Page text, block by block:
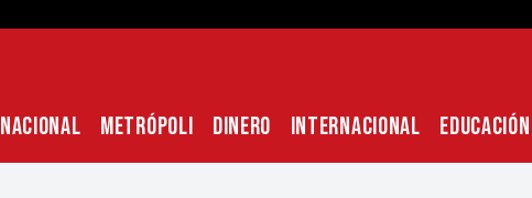
NACIONAL METRÓPOLI DINERO INTERNACIONAL EDUCACIÓN